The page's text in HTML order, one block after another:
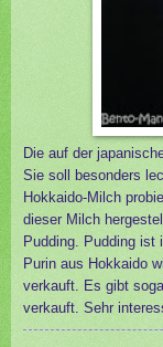
Die auf der
Sie soll besonders
Hokkaido-Milch
dieser Milch
Pudding. Pudding ist
Purin aus Hokkaido
verkauft. Es gibt
verkauft. Sehr